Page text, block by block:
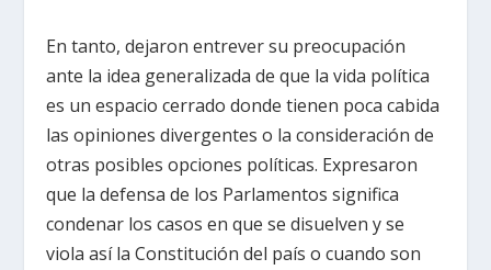
En tanto, dejaron entrever su preocupación
ante la idea generalizada de que la vida política
es un espacio cerrado donde tienen poca cabida
las opiniones divergentes o la consideración de
otras posibles opciones políticas. Expresaron
que la defensa de los Parlamentos significa
condenar los casos en que se disuelven y se
viola así la Constitución del país o cuando son